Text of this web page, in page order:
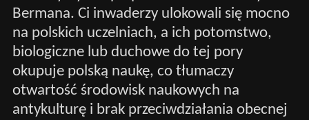
Bermana. Ci inwaderzy ulokowali się mocno
na polskich uczelniach, a ich potomstwo,
biologiczne lub duchowe do tej pory
okupuje polską naukę, co tłumaczy
otwartość środowisk naukowych na
antykulturę i brak przeciwdziałania obecnej